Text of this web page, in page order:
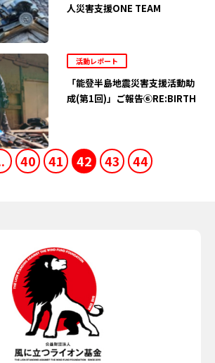
人災害支援ONE TEAM
活動レポート
「能登半島地震災害支援活動助
成(第1回)」ご報告⑥RE:BIRTH
40 41 42 43 44